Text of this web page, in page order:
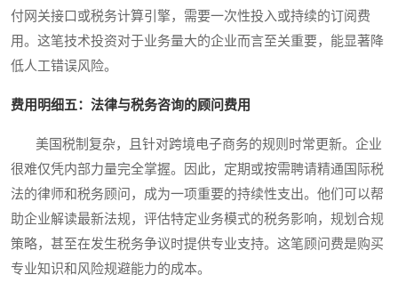
付网关接口或税务计算引擎，需要一次性投入或持续的订阅费
用。这笔技术投资对于业务量大的企业而言至关重要，能显著降
低人工错误风险。
费用明细五：法律与税务咨询的顾问费用
美国税制复杂，且针对跨境电子商务的规则时常更新。企业
很难仅凭内部力量完全掌握。因此，定期或按需聘请精通国际税
法的律师和税务顾问，成为一项重要的持续性支出。他们可以帮
助企业解读最新法规，评估特定业务模式的税务影响，规划合规
策略，甚至在发生税务争议时提供专业支持。这笔顾问费是购买
专业知识和风险规避能力的成本。